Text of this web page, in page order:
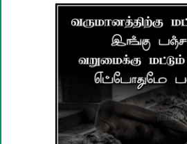
பழமொழிகள்
ஊக்கம் / உத்வேக
காதல் பொன்மொழிகள்